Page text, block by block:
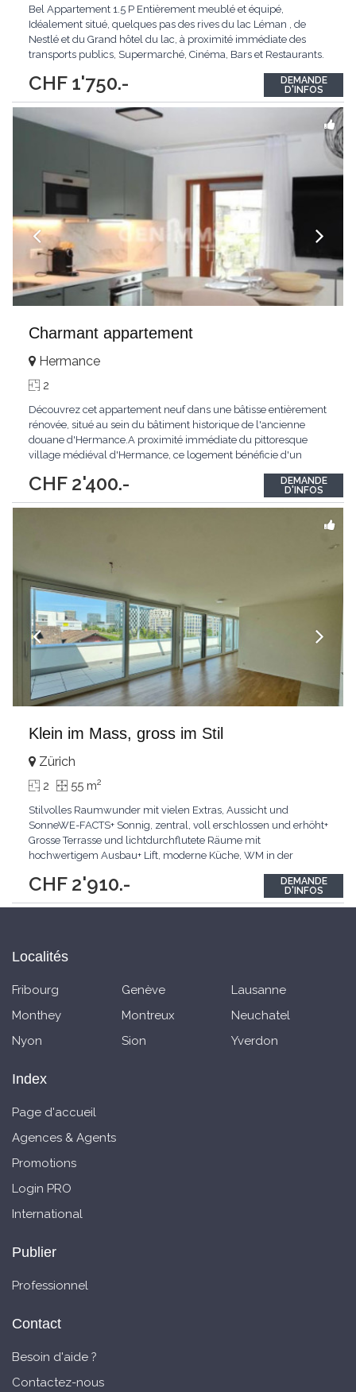
CHF 1'750.-
Bel Appartement 1.5 P Entièrement meublé et équipé,
Idéalement situé, quelques pas des rives du lac Léman , de
Nestlé et du Grand hôtel du lac, à proximité immédiate des
transports publics, Supermarché, Cinéma, Bars et Restaurants.
appareils de cuisine, lit double, TV, fibre optique, ascenseur.
Disposition ci dessous -...
DEMANDE
D'INFOS
Charmant appartement
CHF 2'400.-
Hermance
2
Découvrez cet appartement neuf dans une bâtisse entièrement
rénovée, situé au sein du bâtiment historique de l'ancienne
douane d'Hermance.A proximité immédiate du pittoresque
village médiéval d'Hermance, ce logement bénéficie d'un
bâtiment de l'ancienne douane, témoin du riche passé
historique de la région, profite d'un...
DEMANDE
D'INFOS
Klein im Mass, gross im Stil
CHF 2'910.-
Zürich
2 55 m2
Stilvolles Raumwunder mit vielen Extras, Aussicht und
SonneWE-FACTS+ Sonnig, zentral, voll erschlossen und erhöht+
Grosse Terrasse und lichtdurchflutete Räume mit
hochwertigem Ausbau+ Lift, moderne Küche, WM in der
Sonnige, voll erschlossene Lage mit hervorragender
Infrastruktur.Interesiert? JETZT anrufen: +41 79 813 46 61
DEMANDE
D'INFOS
Localités
Fribourg Genève
Lausanne
Monthey
Montreux
Neuchatel
Nyon
Sion Yverdon
Index
Page d'accueil
Agences & Agents
Promotions
Login PRO
International
Publier
Professionnel
Contact
Besoin d'aide ?
Contactez-nous